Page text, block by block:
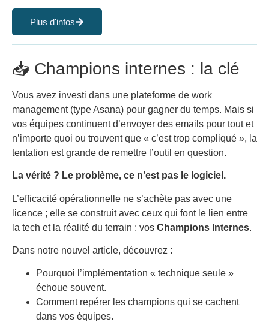
Plus d'infos
📥 Champions internes : la clé
Vous avez investi dans une plateforme de work
management (type Asana) pour gagner du temps. Mais si
vos équipes continuent d’envoyer des emails pour tout et
n’importe quoi ou trouvent que « c’est trop compliqué », la
tentation est grande de remettre l’outil en question.
La vérité ? Le problème, ce n’est pas le logiciel.
L’efficacité opérationnelle ne s’achète pas avec une
licence ; elle se construit avec ceux qui font le lien entre
la tech et la réalité du terrain : vos Champions Internes.
Dans notre nouvel article, découvrez :
Pourquoi l’implémentation « technique seule »
échoue souvent.
Comment repérer les champions qui se cachent
dans vos équipes.